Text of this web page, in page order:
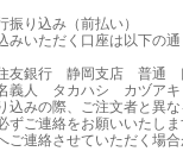
振り込み（前払い）
みいただく口座は以下の
友銀行 静岡支店 普通
義人 タカハシ カヅアキ
込みの際、ご注文者と異
ずご連絡をお願いいたし
ご連絡させていただく場